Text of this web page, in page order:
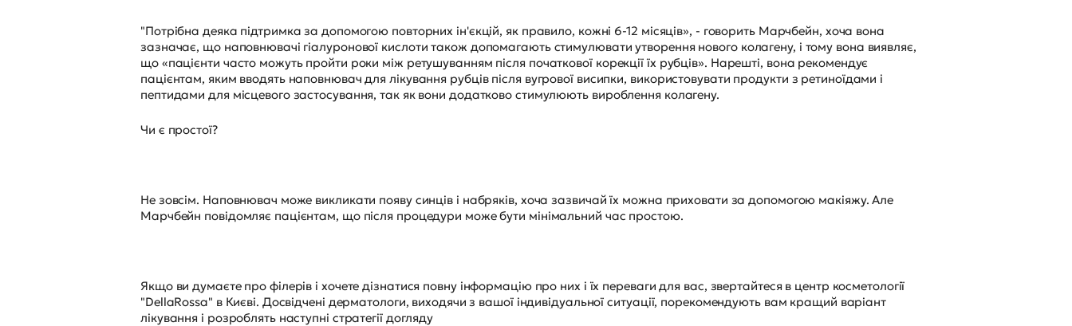
"Потрібна деяка підтримка за допомогою повторних ін'єкцій, як правило, кожні 6-12 місяців», - говорить Марчбейн, хоча вона
зазначає, що наповнювачі гіалуронової кислоти також допомагають стимулювати утворення нового колагену, і тому вона виявляє,
що «пацієнти часто можуть пройти роки між ретушуванням після початкової корекції їх рубців». Нарешті, вона рекомендує
пацієнтам, яким вводять наповнювач для лікування рубців після вугрової висипки, використовувати продукти з ретиноїдами і
пептидами для місцевого застосування, так як вони додатково стимулюють вироблення колагену.
Чи є простої?
Не зовсім. Наповнювач може викликати появу синців і набряків, хоча зазвичай їх можна приховати за допомогою макіяжу. Але
Марчбейн повідомляє пацієнтам, що після процедури може бути мінімальний час простою.
Якщо ви думаєте про філерів і хочете дізнатися повну інформацію про них і їх переваги для вас, звертайтеся в центр косметології
"DellaRossa" в Києві. Досвідчені дерматологи, виходячи з вашої індивідуальної ситуації, порекомендують вам кращий варіант
лікування і розроблять наступні стратегії догляду